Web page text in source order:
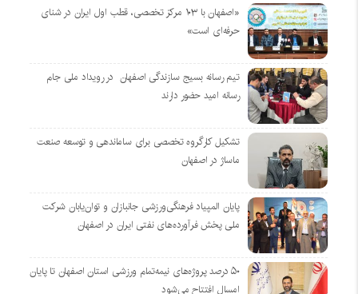
«اصفهان با ۱۰۳ مرکز تخصصی، قطب اول ایران در شنای
حرفه‌ای است»
تیم رسانه بسیج سازندگی اصفهان در رویداد ملی جام
رسانه امید حضور دارند
تشکیل کارگروه تخصصی برای ساماندهی و توسعه صنعت
ماساژ در اصفهان
پایان المپیاد فرهنگی‌ورزشی جانبازان و توان‌یابان شرکت
ملی پخش فرآورده‌های نفتی ایران در اصفهان
۵۰ درصد پروژه‌های نیمه‌تمام ورزشی استان اصفهان تا پایان
امسال افتتاح می‌شود